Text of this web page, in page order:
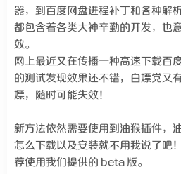
器，到百度网盘进程补丁和各种解
都包含着各类大神辛勤的开发，也
效。
网上最近又在传播一种高速下载百
的测试发现效果还不错，白嫖党又
嫖，随时可能失效！
新方法依然需要使用到油猴插件，
怎么下载以及安装就不用我说了吧
荐使用我们提供的 beta 版。